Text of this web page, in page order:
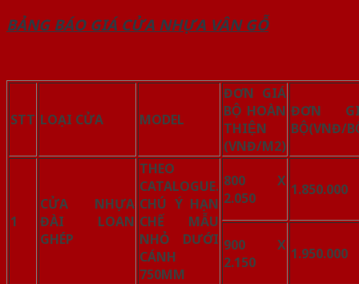
BẢNG BÁO GIÁ CỬA NHỰA VÂN GỖ
STT LOẠI CỬA MODEL
ĐƠN GIÁ
BỘ HOÀN
THIỆN
(VNĐ/M2)
ĐƠN
BỘ(VNĐ/
1
CỬA NHỰA
ĐÀI LOAN
GHÉP
THEO
CATALOGUE.
CHÚ Ý HẠN
CHẾ MẪU
NHỎ DƯỚI
CÁNH
750MM
800 X
2.050
1.850.000
900 X
2.150
1.950.000